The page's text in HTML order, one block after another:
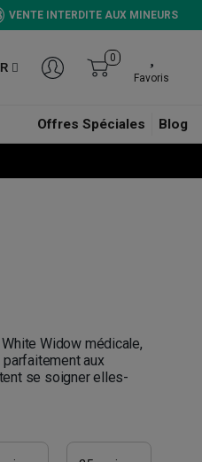
VENTE INTERDITE AUX MINEURS
0
Favoris
Offres Spéciales Blog
Widow médicale,
aux
se soigner elles-